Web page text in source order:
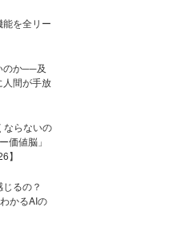
を全リー
のか──及
人間が手放
ならないの
価値脳」
】
じるの？
かるAIの